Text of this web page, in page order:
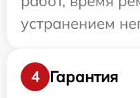
устранением
4
Гарантия